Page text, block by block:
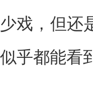
少戏，但还
似乎都能看